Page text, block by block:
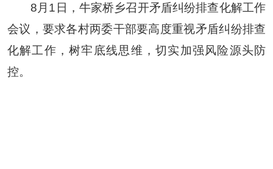
8 月 1 日，牛家桥乡召开矛盾纠纷排查化解工作
会议，要求各村两委干部要高度重视矛盾纠纷排查
化解工作，树牢底线思维，切实加强风险源头防
控。